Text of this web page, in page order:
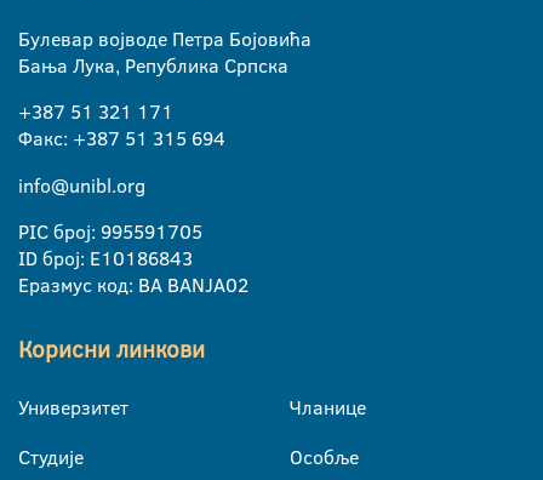
Булевар војводе Петра Бојовића
Бања Лука, Република Српска
+387 51 321 171
Факс: +387 51 315 694
info@unibl.org
PIC број: 995591705
ID број: E10186843
Еразмус код: BA BANJA02
Корисни линкови
Универзитет
Студије
Чланице
Особље